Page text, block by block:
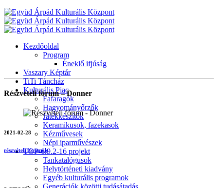
Kezdőoldal
Program
Éneklő ifjúság
Vaszary Képtár
TiTi Táncház
Kulturális Piac
Fafaragók
Hagyományőrzők
Játékkészítők
Keramikusok, fazekasok
Kézművesek
Népi iparművészek
TOP-6.9.2-16 projekt
Tankatalógusok
Helytörténeti kiadvány
Egyéb kulturális programok
Generációk közötti tudásátadás
Részvételi fórum – Donner
2021-02-28
részvételi fórumok